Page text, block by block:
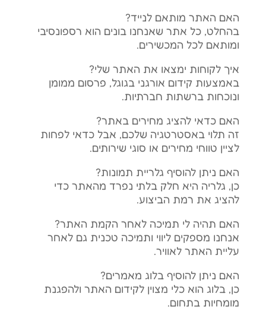
האם האתר מותאם לנייד?
בהחלט, כל אתר שאנחנו בונים הוא רספונסיבי
ומותאם לכל המכשירים.
איך לקוחות ימצאו את האתר שלי?
באמצעות קידום אורגני בגוגל, פרסום ממומן
ונוכחות ברשתות חברתיות.
האם כדאי להציג מחירים באתר?
זה תלוי באסטרטגיה שלכם, אבל כדאי לפחות
לציין טווחי מחירים או סוגי שירותים.
האם ניתן להוסיף גלריית תמונות?
כן, גלריה היא חלק בלתי נפרד מהאתר כדי
להציג את רמת הביצוע.
האם תהיה לי תמיכה לאחר הקמת האתר?
אנחנו מספקים ליווי ותמיכה טכנית גם לאחר
עליית האתר לאוויר.
האם ניתן להוסיף בלוג מאמרים?
כן, בלוג הוא כלי מצוין לקידום האתר ולהפגנת
מומחיות בתחום.